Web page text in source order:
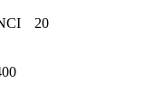
20